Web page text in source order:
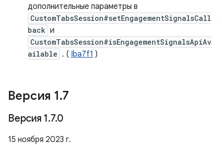
дополнительные параметры в
CustomTabsSession#setEngagementSignalsCall
back и
CustomTabsSession#isEngagementSignalsApiAv
ailable . ( Iba7f1 )
Версия 1.7
Версия 1.7.0
15 ноября 2023 г.